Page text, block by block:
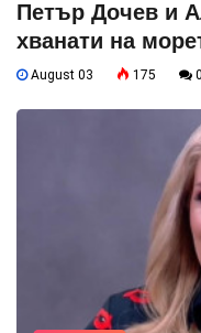
Петър Дочев и
хванати на
August 03 175 0